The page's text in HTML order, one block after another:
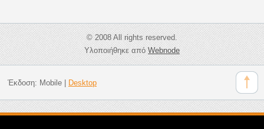
© 2008 All rights reserved.
Υλοποιήθηκε απόWebnode
Έκδοση: Mobile| Desktop